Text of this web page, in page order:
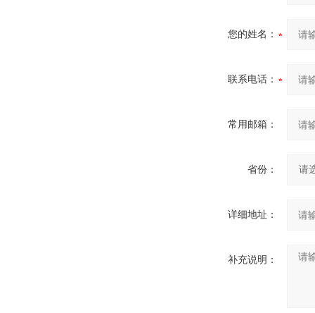
您的姓名：
联系电话：
常用邮箱：
省份：
详细地址：
补充说明：